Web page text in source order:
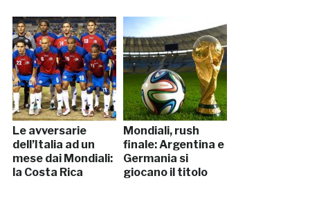
Le avversarie
dell’Italia ad un
mese dai Mondiali:
la Costa Rica
Mondiali, rush
finale: Argentina e
Germania si
giocano il titolo